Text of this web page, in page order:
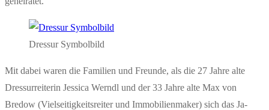
Dressur Symbolbild
Mit dabei waren die Familien und Freunde, als die 27 Jahre alte
Dressurreiterin Jessica Werndl und der 33 Jahre alte Max von
Bredow (Vielseitigkeitsreiter und Immobilienmaker) sich das Ja-